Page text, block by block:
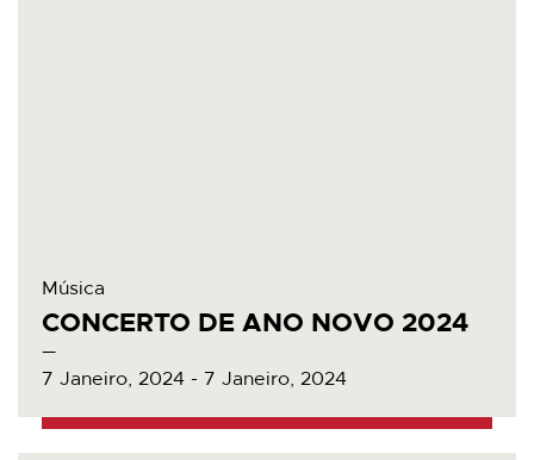
Música
CONCERTO DE ANO NOVO 2024
7 Janeiro, 2024 - 7 Janeiro, 2024